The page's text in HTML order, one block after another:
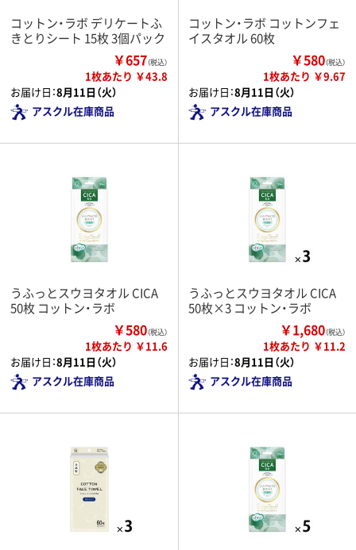
コットン・ラボ デリケートふ
きとりシート 15枚 3個パック
￥657（税込）
1枚あたり ￥43.8
お届け日：8月11日（火）
アスクル在庫商品
コットン・ラボ コットンフェ
イスタオル 60枚
￥580（税込）
1枚あたり ￥9.67
お届け日：8月11日（火）
アスクル在庫商品
うふっとスウヨタオル CICA
50枚 コットン・ラボ
￥580（税込）
1枚あたり ￥11.6
お届け日：8月11日（火）
アスクル在庫商品
うふっとスウヨタオル CICA
50枚×3 コットン・ラボ
￥1,680（税込）
1枚あたり ￥11.2
お届け日：8月11日（火）
アスクル在庫商品